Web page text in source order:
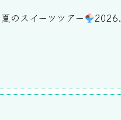
夏のスイーツツアー